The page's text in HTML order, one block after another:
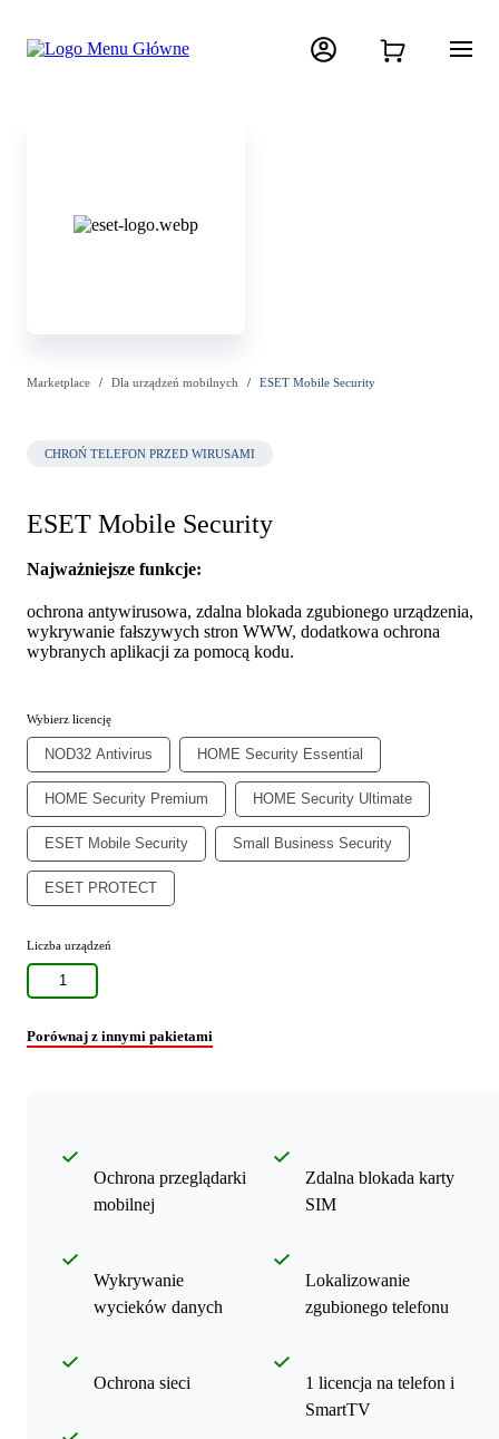
Marketplace Dla urządzeń mobilnych ESET Mobile Security
CHROŃ TELEFON PRZED WIRUSAMI
ESET Mobile Security
Najważniejsze funkcje:
ochrona antywirusowa, zdalna blokada zgubionego urządzenia,
wykrywanie fałszywych stron WWW, dodatkowa ochrona
wybranych aplikacji za pomocą kodu.
Wybierz licencję
NOD32 Antivirus HOME Security Essential
HOME Security Premium HOME Security Ultimate
ESET Mobile Security Small Business Security
ESET PROTECT
Liczba urządzeń
1
Porównaj z innymi pakietami
Ochrona przeglądarki
mobilnej
Wykrywanie
wycieków danych
Ochrona sieci
Zdalna blokada karty
SIM
Lokalizowanie
zgubionego telefonu
1 licencja na telefon i
SmartTV